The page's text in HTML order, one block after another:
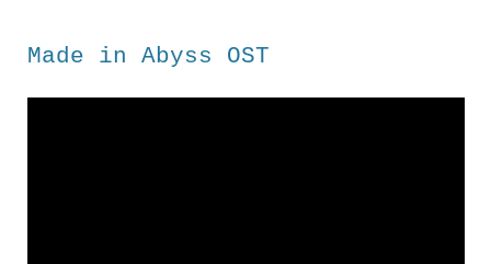
Made in Abyss OST